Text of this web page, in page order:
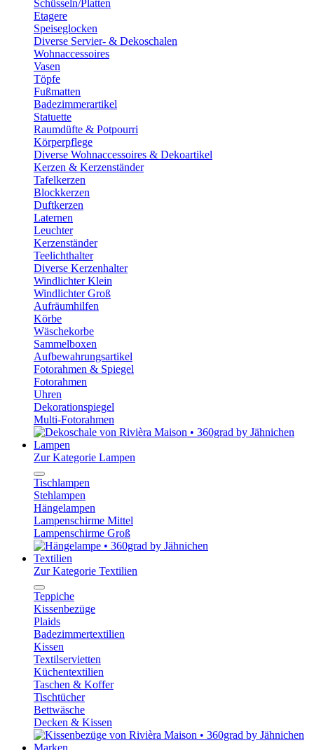
Schüsseln/Platten
Etagere
Speiseglocken
Diverse Servier- & Dekoschalen
Wohnaccessoires
Vasen
Töpfe
Fußmatten
Badezimmerartikel
Statuette
Raumdüfte & Potpourri
Körperpflege
Diverse Wohnaccessoires & Dekoartikel
Kerzen & Kerzenständer
Tafelkerzen
Blockkerzen
Duftkerzen
Laternen
Leuchter
Kerzenständer
Teelichthalter
Diverse Kerzenhalter
Windlichter Klein
Windlichter Groß
Aufräumhilfen
Körbe
Wäschekorbe
Sammelboxen
Aufbewahrungsartikel
Fotorahmen & Spiegel
Fotorahmen
Uhren
Dekorationspiegel
Multi-Fotorahmen
Lampen
Zur Kategorie Lampen
Tischlampen
Stehlampen
Hängelampen
Lampenschirme Mittel
Lampenschirme Groß
Textilien
Zur Kategorie Textilien
Teppiche
Kissenbezüge
Plaids
Badezimmertextilien
Kissen
Textilservietten
Küchentextilien
Taschen & Koffer
Tischtücher
Bettwäsche
Decken & Kissen
Marken